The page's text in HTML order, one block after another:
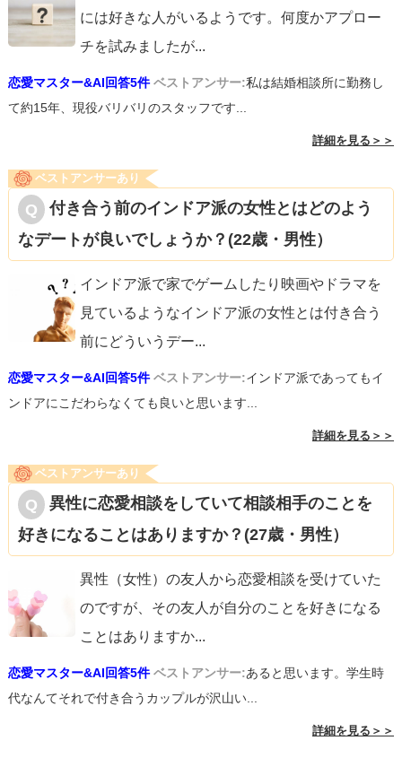
には好きな人がいるようです。何度かアプロー
チを試みましたが...
恋愛マスター&AI回答5件 ベストアンサー:私は結婚相談所に勤務し
て約15年、現役バリバリのスタッフです...
詳細を見る＞＞
ベストアンサーあり
付き合う前のインドア派の女性とはどのよう
なデートが良いでしょうか？(22歳・男性）
インドア派で家でゲームしたり映画やドラマを
見ているようなインドア派の女性とは付き合う
前にどういうデー...
恋愛マスター&AI回答5件 ベストアンサー:インドア派であってもイ
ンドアにこだわらなくても良いと思います...
詳細を見る＞＞
ベストアンサーあり
異性に恋愛相談をしていて相談相手のことを
好きになることはありますか？(27歳・男性）
異性（女性）の友人から恋愛相談を受けていた
のですが、その友人が自分のことを好きになる
ことはありますか...
恋愛マスター&AI回答5件 ベストアンサー:あると思います。学生時
代なんてそれで付き合うカップルが沢山い...
詳細を見る＞＞